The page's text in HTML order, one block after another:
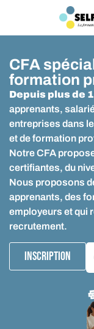
CFA
formation
Depuis plus de
apprenants,
entreprises dans
et de formation
Notre CFA
certifiantes, du
Nous proposons
apprenants, des
employeurs et qui
recrutement.
Inscription
Panneau de gestion